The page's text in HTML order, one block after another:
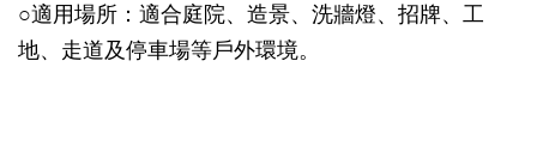
○適用場所：適合庭院、造景、洗牆燈、招牌、工
地、走道及停車場等戶外環境。